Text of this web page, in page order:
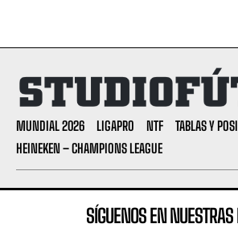
MUNDIAL 2026 LIGAPRO NTF
TABLAS Y
HEINEKEN – CHAMPIONS LEAGUE
SÍGUENOS EN NUESTRAS